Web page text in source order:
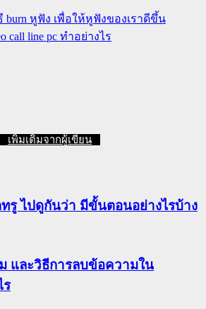
burn หูฟัง เพื่อให้หูฟังของเราดีขึ้น
call line pc ทำอย่างไร
เพิ่มเติมจากผู้เขียน
ทรู ไปดูกันว่า มีขั้นตอนอย่างไรบ้าง
และวิธีการลบข้อความใน
ร